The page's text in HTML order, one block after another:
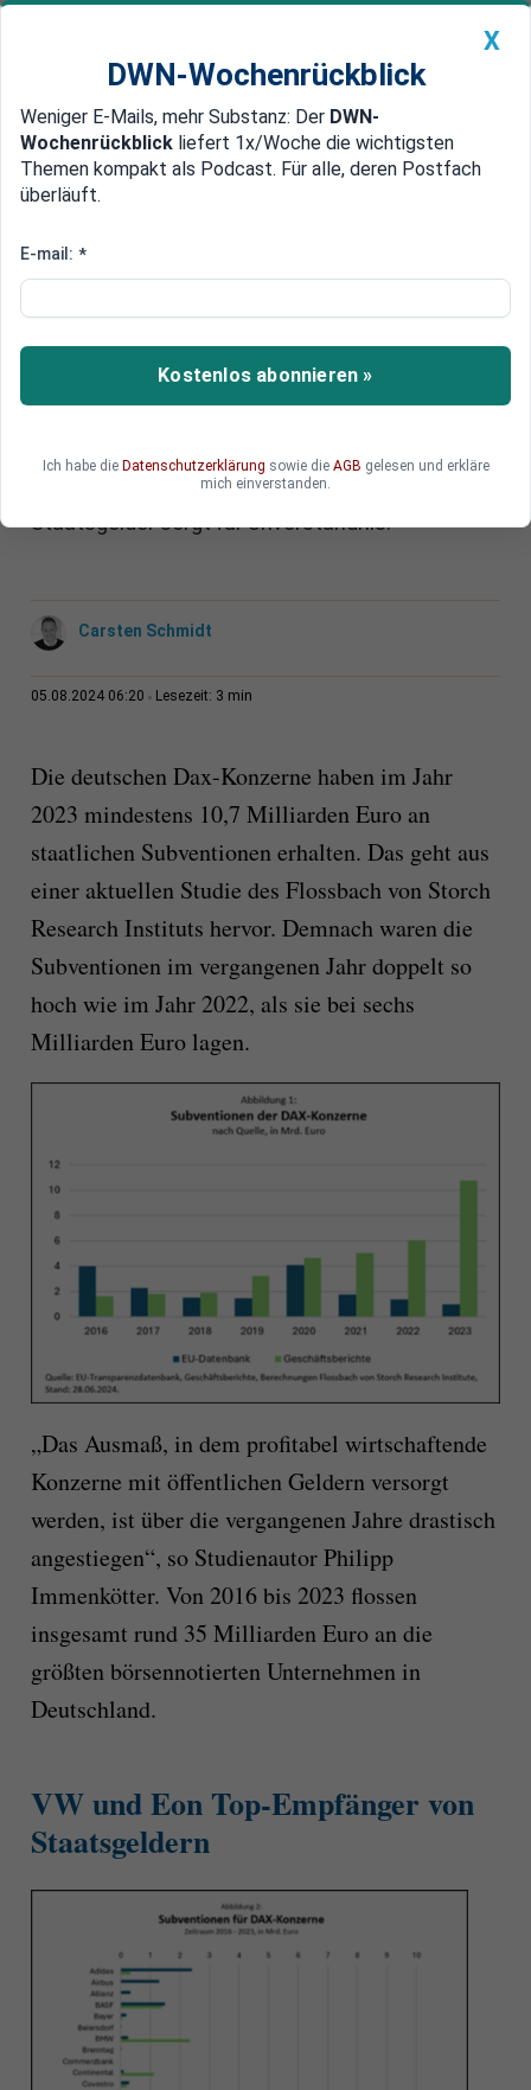
Newsticker MEIN DWN: Geldanlage Premium
Edelmetalle DWN-Magazin China
Milliarden-Subventionen für Eon,
vom Staat profitieren
Deutschlands größte Börsenkonzerne haben
2023 erneut milliardenschwere Subventionen
Empfänger waren demnach Eon, VW und BMW.
Vor allem die Begründung für die massiven
Staatsgelder sorgt für Unverständnis.
Carsten Schmidt
05.08.2024 06:20 Lesezeit: 3 min
Die deutschen Dax-Konzerne haben im Jahr
2023 mindestens 10,7 Milliarden Euro an
staatlichen Subventionen erhalten. Das geht aus
einer aktuellen Studie des Flossbach von Storch
Research Instituts hervor. Demnach waren die
Subventionen im vergangenen Jahr doppelt so
hoch wie im Jahr 2022, als sie bei sechs
Milliarden Euro lagen.
„Das Ausmaß, in dem profitabel wirtschaftende
Konzerne mit öffentlichen Geldern versorgt
werden, ist über die vergangenen Jahre drastisch
angestiegen“, so Studienautor Philipp
Immenkötter. Von 2016 bis 2023 flossen
insgesamt rund 35 Milliarden Euro an die
größten börsennotierten Unternehmen in
Deutschland.
VW und Eon Top-Empfänger von
Staatsgeldern
X
DWN-Wochenrückblick
Weniger E-Mails, mehr Substanz: Der DWN-
Wochenrückblick liefert 1x/Woche die wichtigsten
Themen kompakt als Podcast. Für alle, deren Postfach
überläuft.
E-mail: *
Kostenlos abonnieren »
Ich habe die Datenschutzerklärung sowie die AGB gelesen und erkläre
mich einverstanden.